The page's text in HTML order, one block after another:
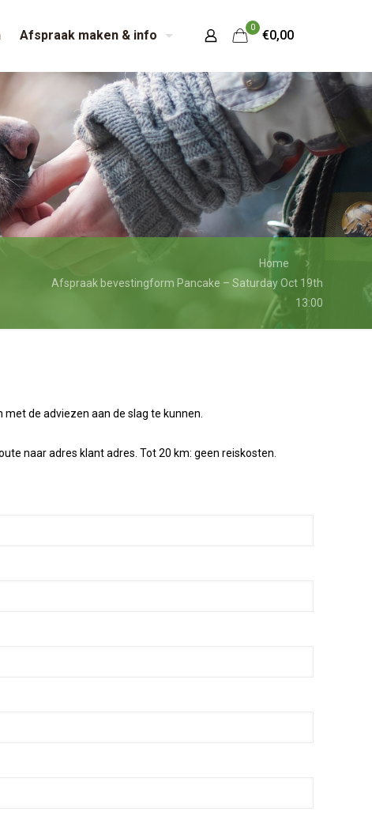
Afspraak maken & info
0
€0,00
Home
Afspraak bevestingform Pancake – Saturday Oct 19th
13:00
de adviezen aan de slag te kunnen.
naar adres klant adres. Tot 20 km: geen reiskosten.